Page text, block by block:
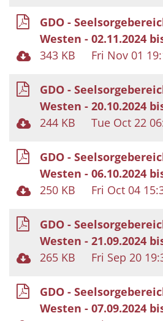
GDO -
Westen - 02.11.2024
343 KB
Fri Nov 01
GDO -
Westen - 20.10.2024
244 KB
Tue Oct 22
GDO -
Westen - 06.10.2024
250 KB
Fri Oct 04
GDO -
Westen - 21.09.2024
265 KB
Fri Sep 20
GDO -
Westen - 07.09.2024